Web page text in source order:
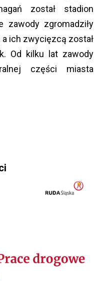
został stadion
zawody zgromadziły
ich zwycięzcą został
Od kilku lat zawody
części miasta